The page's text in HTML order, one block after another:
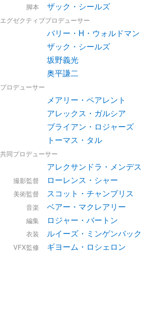
脚本 ザック・シールズ
エグゼクティブプロデューサー
バリー・H・ウォルドマン
ザック・シールズ
坂野義光
奥平謙二
プロデューサー
メアリー・ペアレント
アレックス・ガルシア
ブライアン・ロジャーズ
トーマス・タル
共同プロデューサー
アレクサンドラ・メンデス
撮影監督 ローレンス・シャー
美術監督 スコット・チャンブリス
音楽 ベアー・マクレアリー
編集 ロジャー・バートン
衣装 ルイーズ・ミンゲンバック
VFX監修 ギヨーム・ロシェロン